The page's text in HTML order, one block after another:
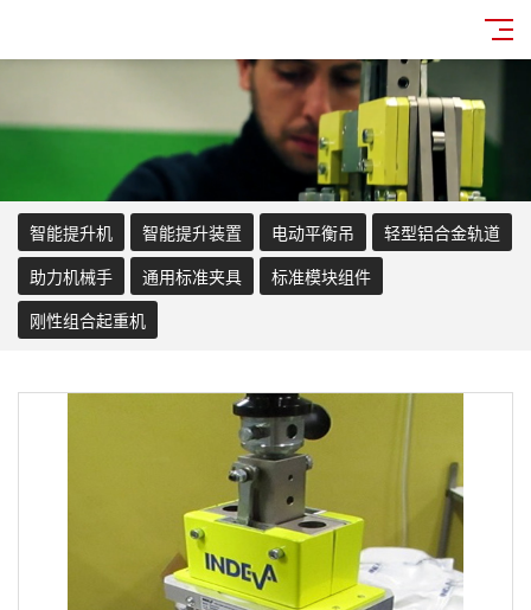
智能提升机 智能提升装置 电动平衡吊
轻型铝合金轨道
助力机械手
通用标准夹具
标准模块组件
刚性组合起重机